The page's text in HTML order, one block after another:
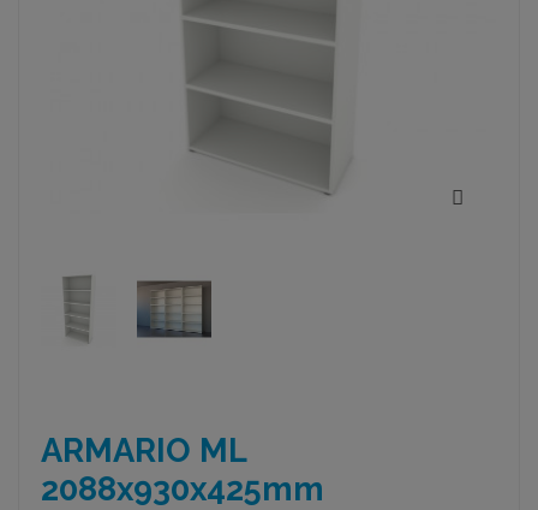
ARMARIO ML
2088x930x425mm